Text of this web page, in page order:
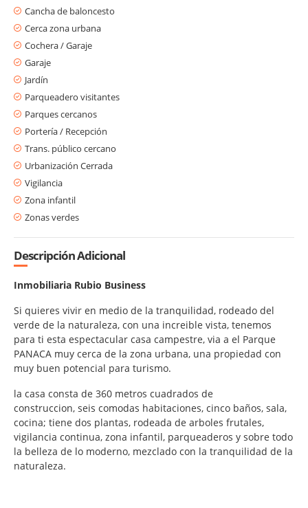
Cancha de baloncesto
Cerca zona urbana
Cochera / Garaje
Garaje
Jardín
Parqueadero visitantes
Parques cercanos
Portería / Recepción
Trans. público cercano
Urbanización Cerrada
Vigilancia
Zona infantil
Zonas verdes
Descripción Adicional
Inmobiliaria Rubio Business
Si quieres vivir en medio de la tranquilidad, rodeado del
verde de la naturaleza, con una increible vista, tenemos
para ti esta espectacular casa campestre, via a el Parque
PANACA muy cerca de la zona urbana, una propiedad con
muy buen potencial para turismo.
la casa consta de 360 metros cuadrados de
construccion, seis comodas habitaciones, cinco baños, sala,
cocina; tiene dos plantas, rodeada de arboles frutales,
vigilancia continua, zona infantil, parqueaderos y sobre todo
la belleza de lo moderno, mezclado con la tranquilidad de la
naturaleza.